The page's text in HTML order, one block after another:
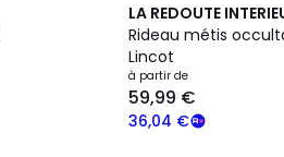
LA REDOUTE
Rideau métis
Lincot
à partir de
36,04 €
59,99 €
4,4
/ 5
8
Couleurs